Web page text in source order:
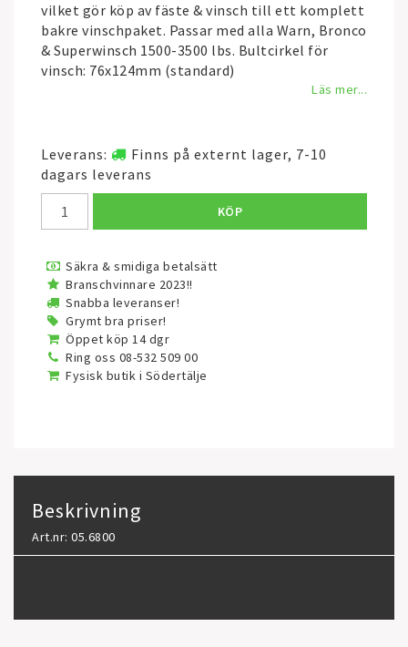
vilket gör köp av fäste & vinsch till ett komplett
bakre vinschpaket. Passar med alla Warn, Bronco
& Superwinsch 1500-3500 lbs. Bultcirkel för
vinsch: 76x124mm (standard)
Läs mer...
Leverans:
Finns på externt lager, 7-10
dagars leverans
KÖP
Säkra & smidiga betalsätt
Branschvinnare 2023!!
Snabba leveranser!
Grymt bra priser!
Öppet köp 14 dgr
Ring oss 08-532 509 00
Fysisk butik i Södertälje
Beskrivning
Art.nr: 05.6800